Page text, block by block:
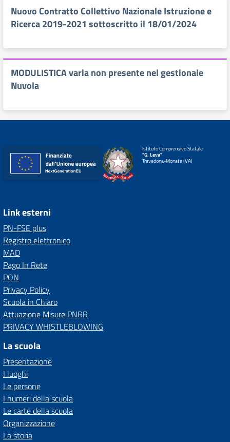
Nuovo Contratto Collettivo Nazionale Istruzione e
Ricerca 2019-2021 sottoscritto il 18/01/2024
MODULISTICA varia non presente nel gestionale
Nuvola
Istituto Comprensivo Statale
"G. Leva"
Travedona-Monate (VA)
Link esterni
PN-FSE plus
Registro elettronico
MAD
Pago In Rete
PON
Privacy Policy
Scuola in Chiaro
Attuazione Misure PNRR
PRIVACY WHISTLEBLOWING
La scuola
Presentazione
I luoghi
Le persone
I numeri della scuola
Le carte della scuola
Organizzazione
La storia